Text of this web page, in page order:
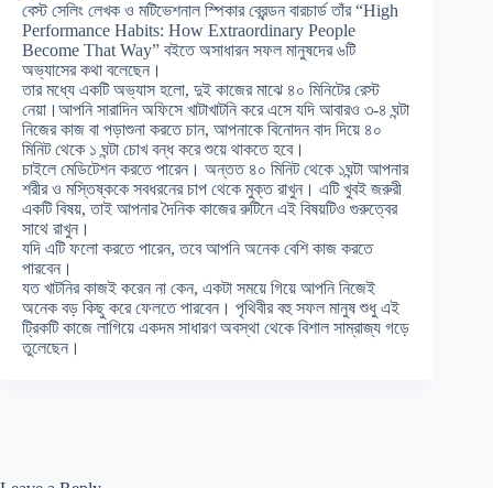
বেস্ট সেলিং লেখক ও মটিভেশনাল স্পিকার ব্রেন্ডন বারচার্ড তাঁর “High
Performance Habits: How Extraordinary People
Become That Way” বইতে অসাধারন সফল মানুষদের ৬টি
অভ্যাসের কথা বলেছেন।
তার মধ্যে একটি অভ্যাস হলো, দুই কাজের মাঝে ৪০ মিনিটের রেস্ট
নেয়া।আপনি সারাদিন অফিসে খাটাখাটনি করে এসে যদি আবারও ৩-৪ ঘন্টা
নিজের কাজ বা পড়াশুনা করতে চান, আপনাকে বিনোদন বাদ দিয়ে ৪০
মিনিট থেকে ১ ঘন্টা চোখ বন্ধ করে শুয়ে থাকতে হবে।
চাইলে মেডিটেশন করতে পারেন। অন্তত ৪০ মিনিট থেকে ১ঘন্টা আপনার
শরীর ও মস্তিষ্ককে সবধরনের চাপ থেকে মুক্ত রাখুন। এটি খুবই জরুরী
একটি বিষয়, তাই আপনার দৈনিক কাজের রুটিনে এই বিষয়টিও গুরুত্বের
সাথে রাখুন।
যদি এটি ফলো করতে পারেন, তবে আপনি অনেক বেশি কাজ করতে
পারবেন।
যত খাটনির কাজই করেন না কেন, একটা সময়ে গিয়ে আপনি নিজেই
অনেক বড় কিছু করে ফেলতে পারবেন। পৃথিবীর বহু সফল মানুষ শুধু এই
ট্রিকটি কাজে লাগিয়ে একদম সাধারণ অবস্থা থেকে বিশাল সাম্রাজ্য গড়ে
তুলেছেন।